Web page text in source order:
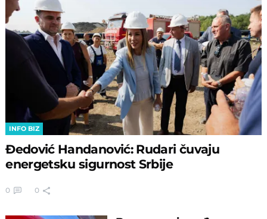
INFO BIZ
Đedović Handanović: Rudari čuvaju
energetsku sigurnost Srbije
0 0